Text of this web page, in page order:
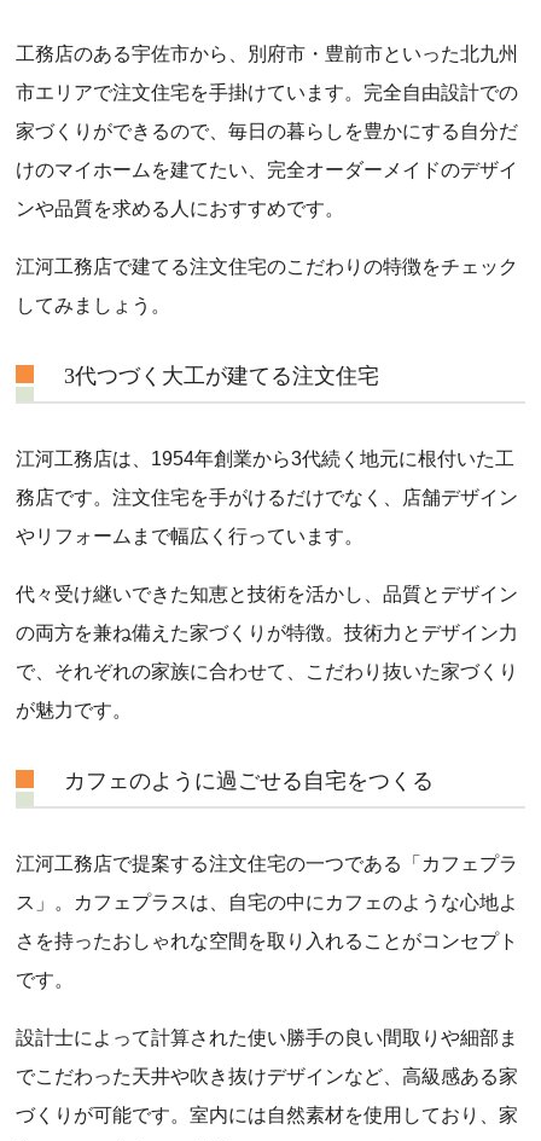
工務店のある宇佐市から、別府市・豊前市といった北九州
市エリアで注文住宅を手掛けています。完全自由設計での
家づくりができるので、毎日の暮らしを豊かにする自分だ
けのマイホームを建てたい、完全オーダーメイドのデザイ
ンや品質を求める人におすすめです。
江河工務店で建てる注文住宅のこだわりの特徴をチェック
してみましょう。
3代つづく大工が建てる注文住宅
江河工務店は、1954年創業から3代続く地元に根付いた工
務店です。注文住宅を手がけるだけでなく、店舗デザイン
やリフォームまで幅広く行っています。
代々受け継いできた知恵と技術を活かし、品質とデザイン
の両方を兼ね備えた家づくりが特徴。技術力とデザイン力
で、それぞれの家族に合わせて、こだわり抜いた家づくり
が魅力です。
カフェのように過ごせる自宅をつくる
江河工務店で提案する注文住宅の一つである「カフェプラ
ス」。カフェプラスは、自宅の中にカフェのような心地よ
さを持ったおしゃれな空間を取り入れることがコンセプト
です。
設計士によって計算された使い勝手の良い間取りや細部ま
でこだわった天井や吹き抜けデザインなど、高級感ある家
づくりが可能です。室内には自然素材を使用しており、家